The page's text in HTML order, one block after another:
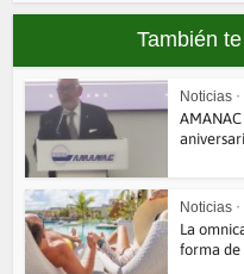
También
Noticias •
Noticias •
La
forma de